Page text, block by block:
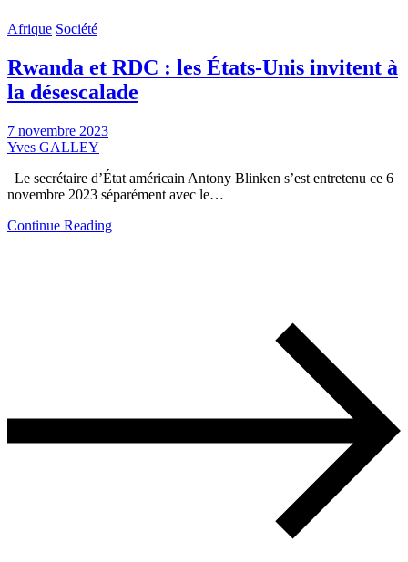
Afrique Société
Rwanda et RDC : les États-Unis invitent à
la désescalade
7 novembre 2023
Yves GALLEY
Le secrétaire d’État américain Antony Blinken s’est entretenu ce 6
novembre 2023 séparément avec le…
Continue Reading